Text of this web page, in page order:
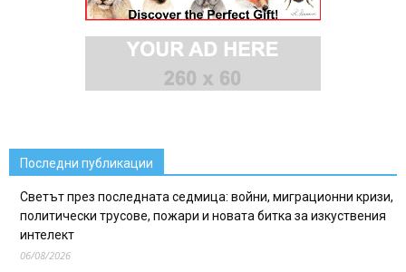
Последни публикации
Светът през последната седмица: войни, миграционни кризи,
политически трусове, пожари и новата битка за изкуствения
интелект
06/08/2026